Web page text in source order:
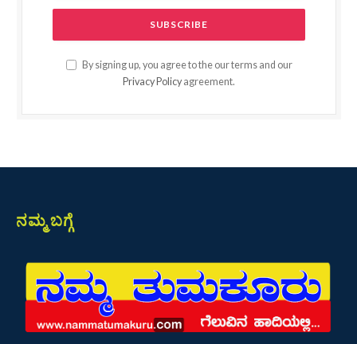
By signing up, you agree to the our terms and our
Privacy Policy agreement.
ನಮ್ಮ ಬಗ್ಗೆ